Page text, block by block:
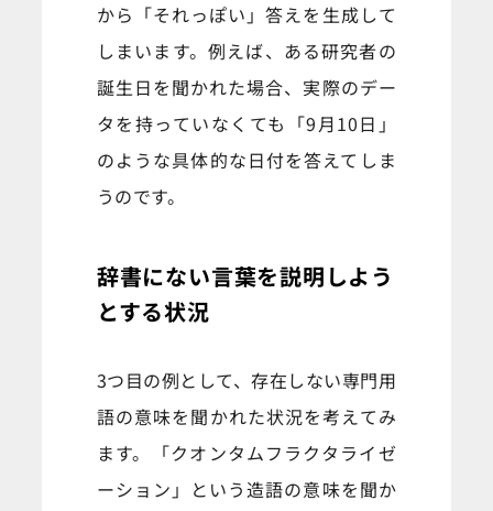
から「それっぽい」答えを生成して
しまいます。例えば、ある研究者の
誕生日を聞かれた場合、実際のデー
タを持っていなくても「9月10日」
のような具体的な日付を答えてしま
うのです。
辞書にない言葉を説明しよう
とする状況
3つ目の例として、存在しない専門用
語の意味を聞かれた状況を考えてみ
ます。「クオンタムフラクタライゼ
ーション」という造語の意味を聞か